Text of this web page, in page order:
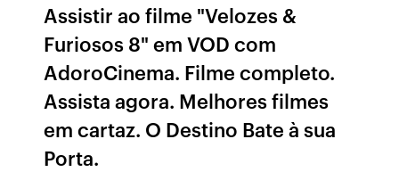
Assistir ao filme "Velozes &
Furiosos 8" em VOD com
AdoroCinema. Filme completo.
Assista agora. Melhores filmes
em cartaz. O Destino Bate à sua
Porta.